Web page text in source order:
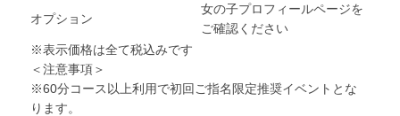
オプション
女の子プロフィールページを
ご確認ください
※表示価格は全て税込みです
＜注意事項＞
※60分コース以上利用で初回ご指名限定推奨イベントとな
ります。